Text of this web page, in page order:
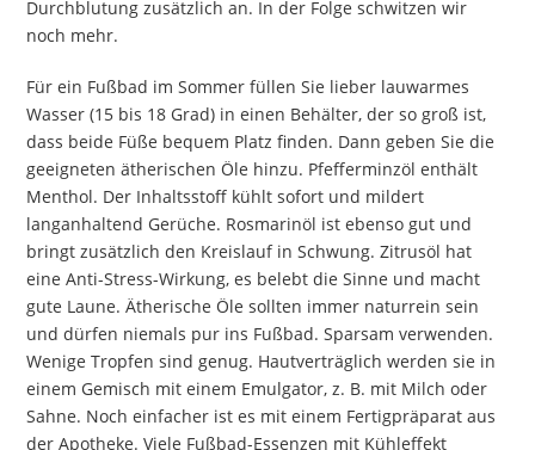
Durchblutung zusätzlich an. In der Folge schwitzen wir
noch mehr.
Für ein Fußbad im Sommer füllen Sie lieber lauwarmes
Wasser (15 bis 18 Grad) in einen Behälter, der so groß ist,
dass beide Füße bequem Platz finden. Dann geben Sie die
geeigneten ätherischen Öle hinzu. Pfefferminzöl enthält
Menthol. Der Inhaltsstoff kühlt sofort und mildert
langanhaltend Gerüche. Rosmarinöl ist ebenso gut und
bringt zusätzlich den Kreislauf in Schwung. Zitrusöl hat
eine Anti-Stress-Wirkung, es belebt die Sinne und macht
gute Laune. Ätherische Öle sollten immer naturrein sein
und dürfen niemals pur ins Fußbad. Sparsam verwenden.
Wenige Tropfen sind genug. Hautverträglich werden sie in
einem Gemisch mit einem Emulgator, z. B. mit Milch oder
Sahne. Noch einfacher ist es mit einem Fertigpräparat aus
der Apotheke. Viele Fußbad-Essenzen mit Kühleffekt